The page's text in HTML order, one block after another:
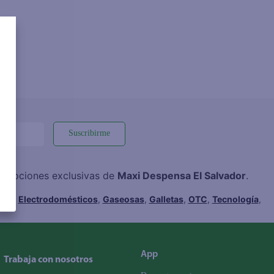
Suscribirme
exclusivas de Maxi Despensa El Salvador.
Electrodomésticos, Gaseosas, Galletas, OTC, Tecnología,
Trabaja con nosotros
App